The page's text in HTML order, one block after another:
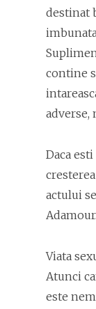
destinat
contine
adverse,
Daca
actului
Adamour.
Viata
Atunci
este